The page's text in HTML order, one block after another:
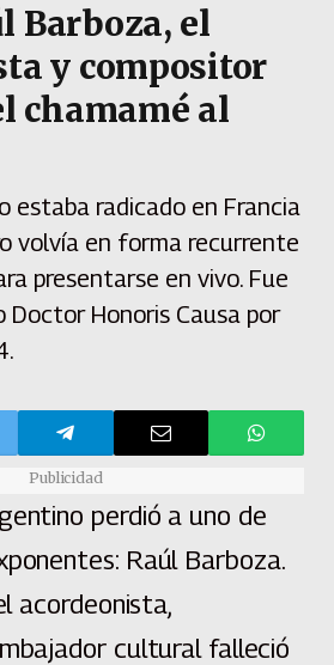
Barboza, el
y compositor
chamamé al
estaba radicado en Francia
volvía en forma recurrente
presentarse en vivo. Fue
Doctor Honoris Causa por
Publicidad
perdió a uno de
Raúl Barboza.
acordeonista,
cultural falleció